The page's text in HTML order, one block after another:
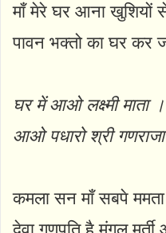
माँ मेरे घर आना खुशियों
पावन भक्तो का घर कर
घर में आओ लक्ष्मी माता ।
आओ पधारो श्री
कमला सन माँ सबपे ममता